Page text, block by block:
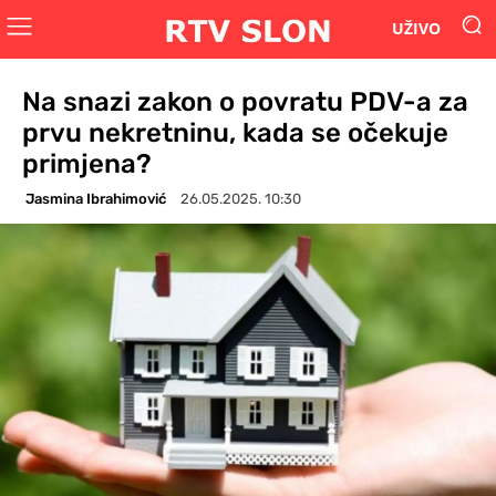
UŽIVO
Na snazi zakon o povratu PDV-a za
prvu nekretninu, kada se očekuje
primjena?
Jasmina Ibrahimović 26.05.2025. 10:30